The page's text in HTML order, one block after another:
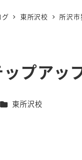
東所沢校 所沢
プアッ
カテゴリー
東所沢校